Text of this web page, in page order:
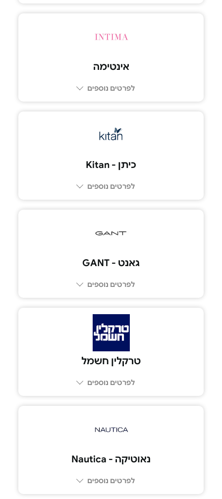
אינטימה
לפרטים נוספים
כיתן - Kitan
לפרטים נוספים
גאנט - GANT
לפרטים נוספים
טרקלין חשמל
לפרטים נוספים
נאוטיקה - Nautica
לפרטים נוספים